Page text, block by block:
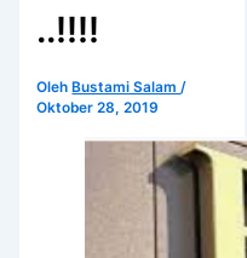
..!!!!
Oleh Bustami Salam/
Oktober 28, 2019